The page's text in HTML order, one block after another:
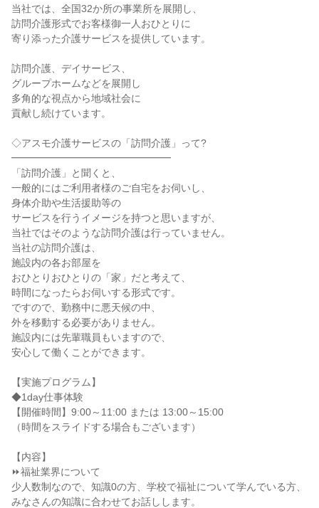
当社では、全国32か所の事業所を展開し、
訪問介護形式でお客様御一人おひとりに
寄り添った介護サービスを提供しています。
訪問介護、デイサービス、
グループホームなどを展開し
多角的な視点から地域社会に
貢献し続けています。
◇アスモ介護サービスの「訪問介護」って?
━━━━━━━━━━━━━━━━
「訪問介護」と聞くと、
一般的にはご利用者様のご自宅をお伺いし、
身体介助や生活援助等の
サービスを行うイメージを持つと思いますが、
当社ではそのような訪問介護は行っていません。
当社の訪問介護は、
施設内の各お部屋を
おひとりおひとりの「家」だと考えて、
時間になったらお伺いする形式です。
ですので、勤務中に悪天候の中、
外を移動する必要がありません。
施設内には先輩職員もいますので、
安心して働くことができます。
【実施プログラム】
◆1day仕事体験
【開催時間】9:00～11:00 または 13:00～15:00
（時間をスライドする場合もございます）
【内容】
⏩福祉業界について
少人数制なので、知識0の方、学校で福祉について学んでいる方、
みなさんの知識に合わせてお話しします。